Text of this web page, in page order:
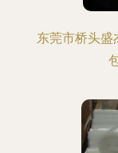
东莞市桥头盛